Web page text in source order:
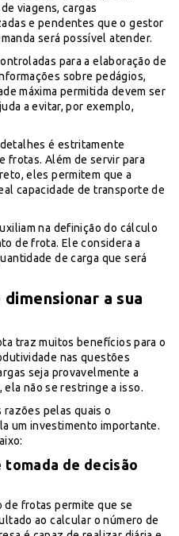
viagens, cargas
e pendentes que o gestor
será possível atender.
para a elaboração de
sobre pedágios,
máxima permitida devem ser
a evitar, por exemplo,
é estritamente
frotas. Além de servir para
eles permitem que a
capacidade de transporte de
na definição do cálculo
de frota. Ele considera a
de carga que será
a sua
traz muitos benefícios para o
nas questões
seja provavelmente a
não se restringe a isso.
razões pelas quais o
um investimento importante.
tomada de decisão
de frotas permite que se
ao calcular o número de